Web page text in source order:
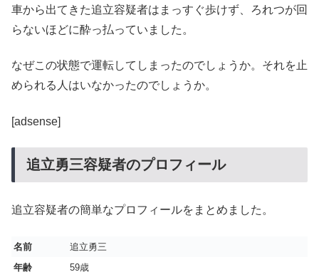
車から出てきた追立容疑者はまっすぐ歩けず、ろれつが回
らないほどに酔っ払っていました。
なぜこの状態で運転してしまったのでしょうか。それを止
められる人はいなかったのでしょうか。
[adsense]
追立勇三容疑者のプロフィール
追立容疑者の簡単なプロフィールをまとめました。
名前
追立勇三
年齢
59歳